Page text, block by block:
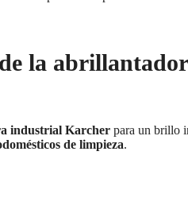
la
industrial Karcher para un brillo
de limpieza.